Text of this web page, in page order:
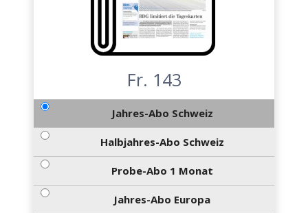
Fr. 143
Jahres-Abo Schweiz
Halbjahres-Abo Schweiz
Probe-Abo 1 Monat
Jahres-Abo Europa